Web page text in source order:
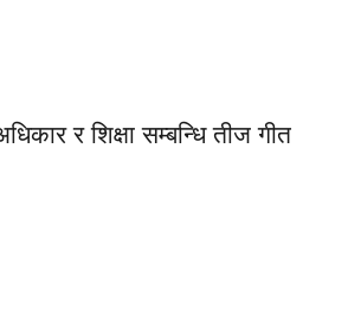
र शिक्षा सम्बन्धि तीज गीत